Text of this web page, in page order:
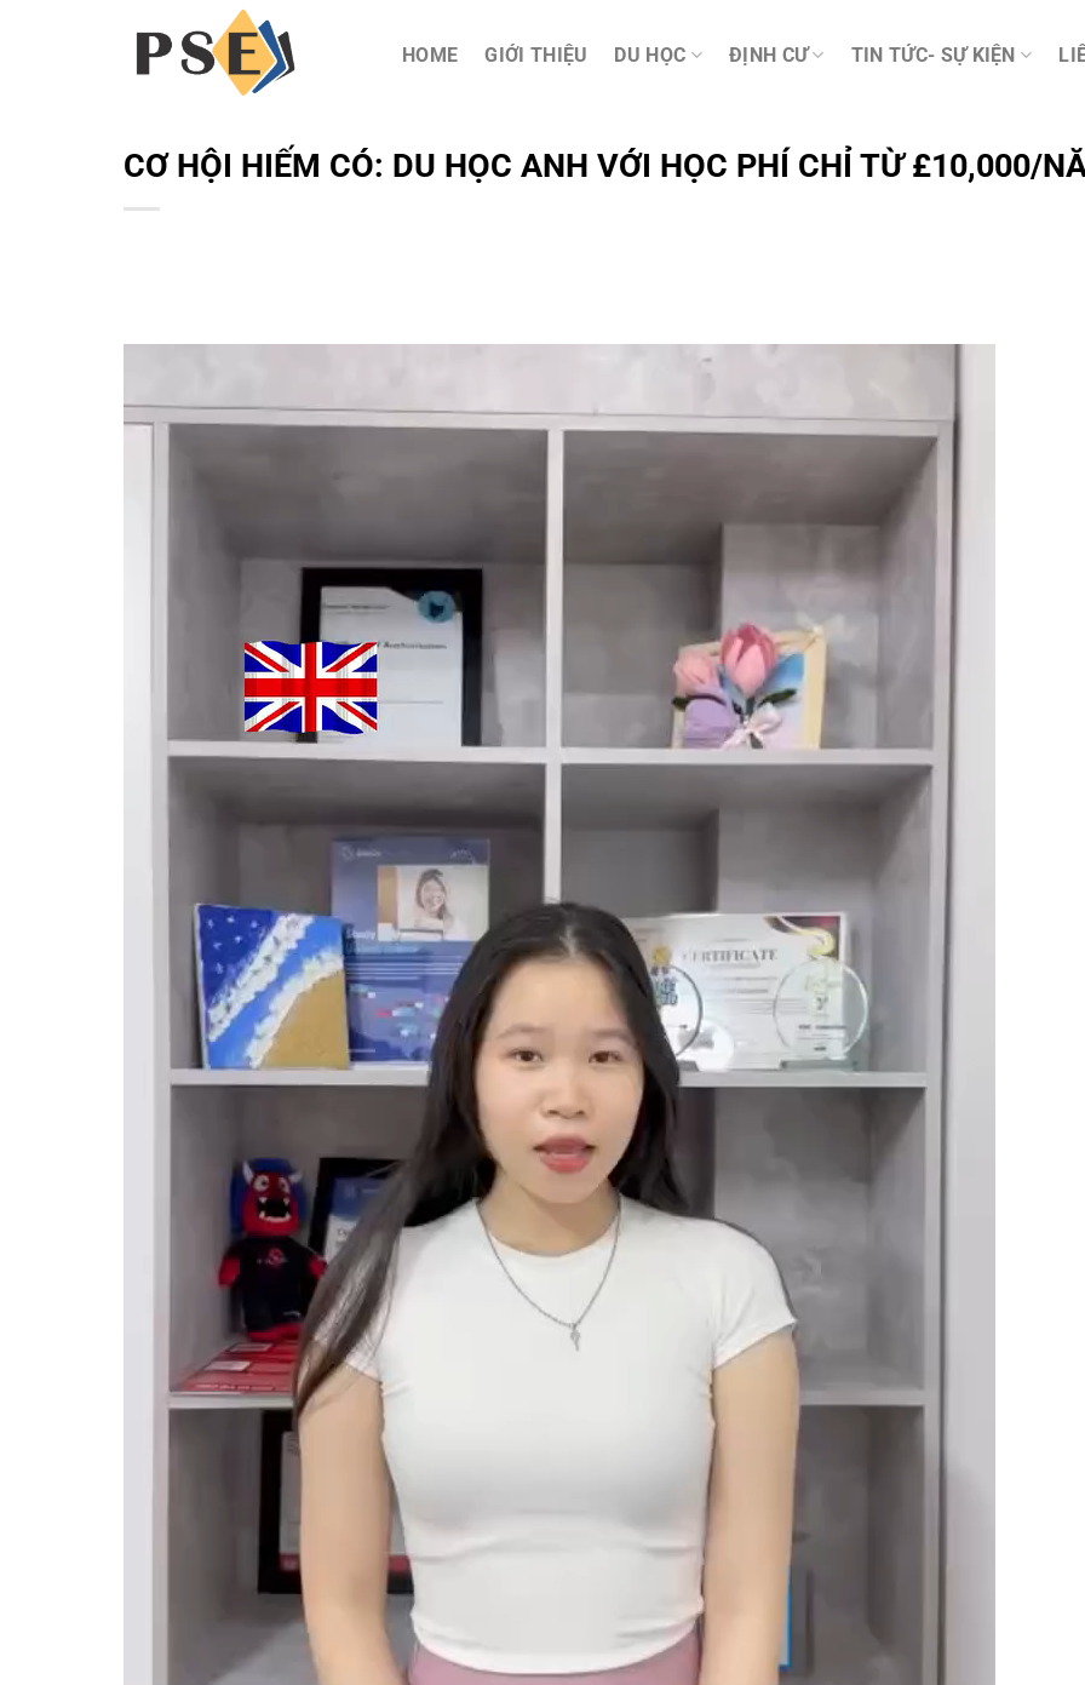
HOME GIỚI THIỆU DU HỌC ĐỊNH CƯ TIN TỨC- SỰ KIỆN
CƠ HỘI HIẾM CÓ: DU HỌC ANH VỚI HỌC PHÍ CHỈ TỪ £10,000/
Video